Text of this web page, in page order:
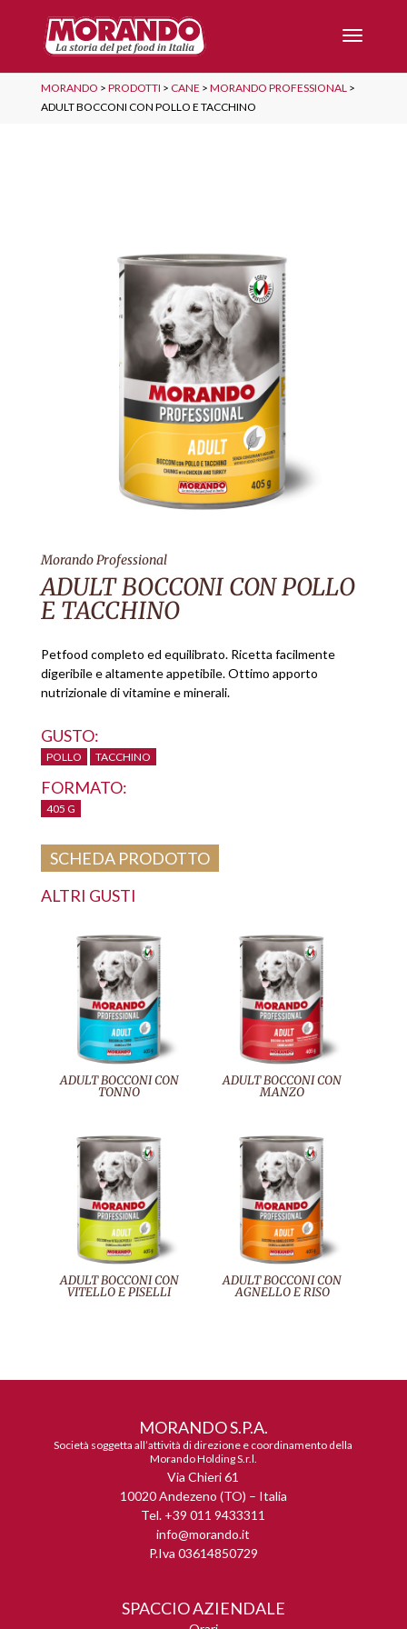
MORANDO > PRODOTTI > CANE > MORANDO PROFESSIONAL>
ADULT BOCCONI CON POLLO E TACCHINO
Morando Professional
ADULT BOCCONI CON POLLO
E TACCHINO
Petfood completo ed equilibrato. Ricetta facilmente
digeribile e altamente appetibile. Ottimo apporto
nutrizionale di vitamine e minerali.
GUSTO:
POLLO TACCHINO
FORMATO:
405 G
SCHEDA PRODOTTO
ALTRI GUSTI
ADULT BOCCONI CON
TONNO
ADULT BOCCONI CON
MANZO
ADULT BOCCONI CON
VITELLO E PISELLI
ADULT BOCCONI CON
AGNELLO E RISO
MORANDO S.P.A.
Società soggetta all’attività di direzione e coordinamento della
Morando Holding S.r.l.
Via Chieri 61
10020 Andezeno (TO) – Italia
Tel. +39 011 9433311
info@morando.it
P.Iva 03614850729
SPACCIO AZIENDALE